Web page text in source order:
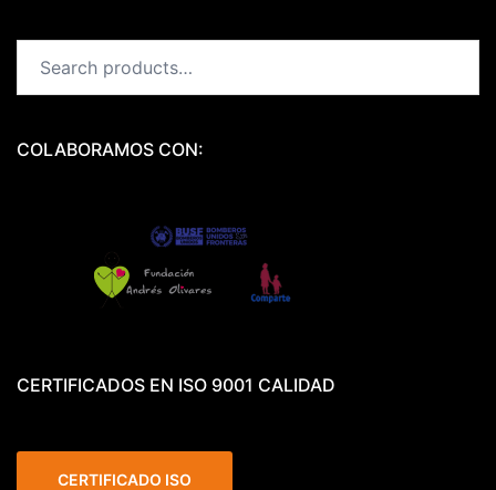
for:
COLABORAMOS CON:
CERTIFICADOS EN ISO 9001 CALIDAD
CERTIFICADO ISO